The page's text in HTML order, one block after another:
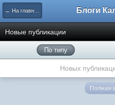
← На главную
Новые публикации
По типу
Новых
Полная